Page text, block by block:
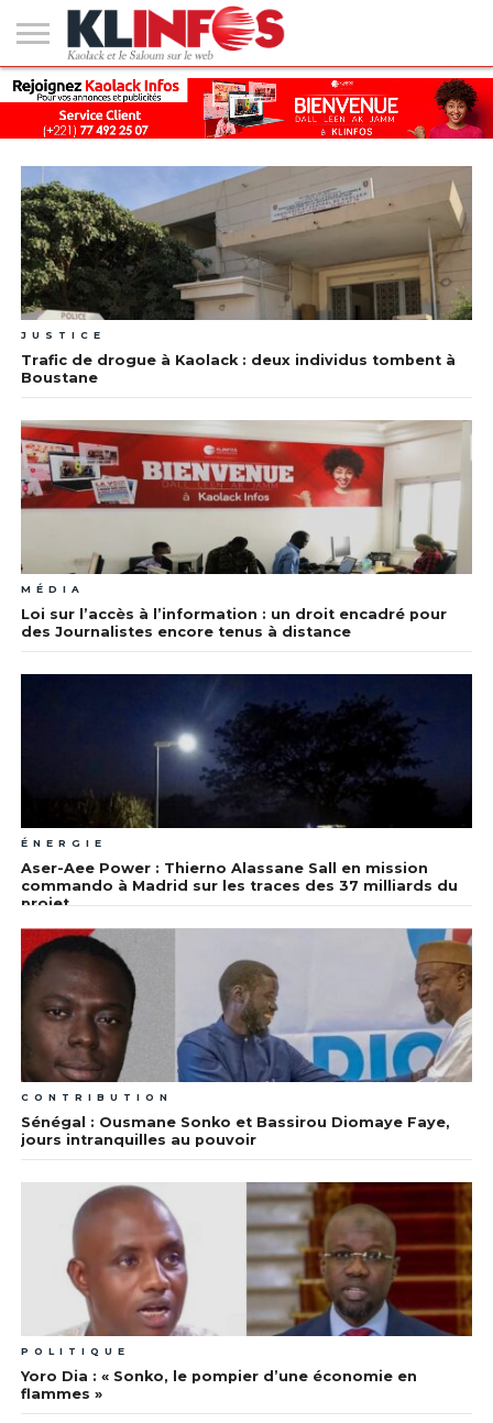
#2
(PAS
DE
TITRE)
KAOLACK
POLITIQUE
ECONOMIE
SOCIÉTÉ
CULTURE
PEOPLE
SPORT
SANTÉ
AFRIQUE
INTERNATIONAL
EMPLOI &
FORMATION
JUSTICE
Trafic de drogue à Kaolack : deux individus tombent à
Boustane
MÉDIA
Loi sur l’accès à l’information : un droit encadré pour
des Journalistes encore tenus à distance
ÉNERGIE
Aser-Aee Power : Thierno Alassane Sall en mission
commando à Madrid sur les traces des 37 milliards du
projet
CONTRIBUTION
Sénégal : Ousmane Sonko et Bassirou Diomaye Faye,
jours intranquilles au pouvoir
POLITIQUE
Yoro Dia : « Sonko, le pompier d’une économie en
flammes »